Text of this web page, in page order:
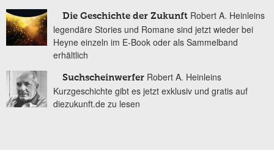
Die Geschichte der Zukunft Robert A. Heinleins
legendäre Stories und Romane sind jetzt wieder bei
Heyne einzeln im E-Book oder als Sammelband
erhältlich
Suchscheinwerfer Robert A. Heinleins
Kurzgeschichte gibt es jetzt exklusiv und gratis auf
diezukunft.de zu lesen